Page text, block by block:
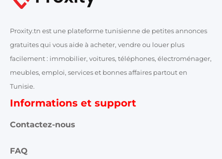
Proxity.tn est une plateforme tunisienne de petites annonces
gratuites qui vous aide à acheter, vendre ou louer plus
facilement : immobilier, voitures, téléphones, électroménager,
meubles, emploi, services et bonnes affaires partout en
Tunisie.
Informations et support
Contactez-nous
FAQ